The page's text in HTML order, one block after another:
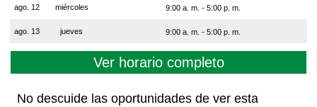
ago. 12 miércoles 9:00 a. m. - 5:00 p. m.
ago. 13 jueves 9:00 a. m. - 5:00 p. m.
Ver horario completo
No descuide las oportunidades de ver esta